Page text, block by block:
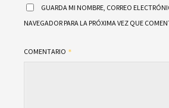
GUARDA MI NOMBRE, CORREO
NAVEGADOR PARA LA PRÓXIMA VEZ QUE
COMENTARIO